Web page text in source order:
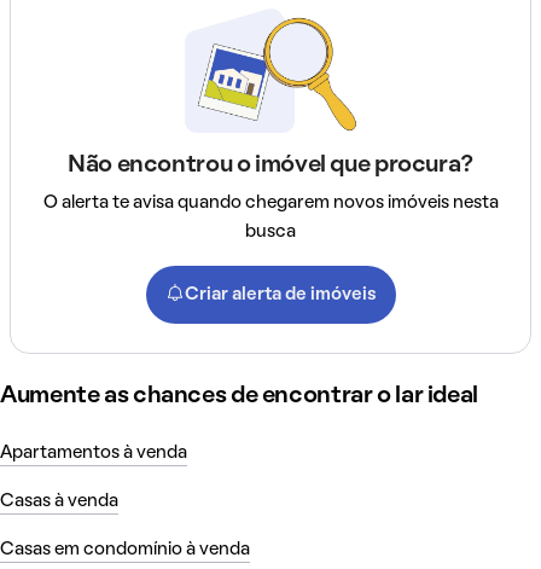
Não encontrou o imóvel que procura?
O alerta te avisa quando chegarem novos imóveis nesta
busca
Criar alerta de imóveis
Aumente as chances de encontrar o lar ideal
Apartamentos à venda
Casas à venda
Casas em condomínio à venda